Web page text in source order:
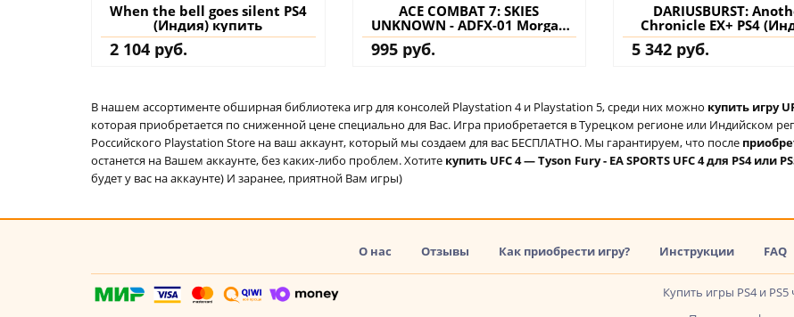
When the bell goes silent PS4
(Индия) купить
2 104 руб.
ACE COMBAT 7: SKIES
UNKNOWN - ADFX-01 Morgan
Set PS4 (Турция) купить
дополнение на аккаунт
995 руб.
DARIUSBURST:
Chronicle EX+ PS4
купить игру на
5 342 руб.
В нашем ассортименте обширная библиотека игр для консолей Playstation 4 и Playstation 5, среди них можно купить игру
которая приобретается по сниженной цене специально для Вас. Игра приобретается в Турецком регионе или Индийском
Российского Playstation Store на ваш аккаунт, который мы создаем для вас БЕСПЛАТНО. Мы гарантируем, что после
останется на Вашем аккаунте, без каких-либо проблем. Хотите купить UFC 4 — Tyson Fury - EA SPORTS UFC 4 для PS4 или
будет у вас на аккаунте) И заранее, приятной Вам игры)
О нас Отзывы Как приобрести игру? Инструкции FAQ
Купить игры PS4 и